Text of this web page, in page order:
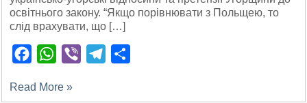
освітнього закону. “Якщо порівнювати з Польщею, то
слід врахувати, що […]
FacebookWhatsApp
Viber Telegram
Read More »